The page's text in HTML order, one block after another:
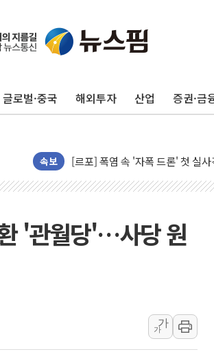
글로벌·중국 해외투자 산업 증권·금
속보
[AI 카드뉴스] 어린이집·유치원
운수업·기업활동 '원스톱'으로...
공정위 "국고채 PD 15곳, 관행
중소기업 기술자료 중국 계열사
국표원, 해외직구 물놀이기구·유
쉐이크쉑, 남양주 현대아울렛에 '
소방청, 전국 시·도 구급과장 회
정청래 "2차 TV토론으로 게임 끝
'관월당'…사당 원
가
가